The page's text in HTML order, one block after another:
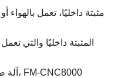
آلة طحن الفلنجة كبيرة الحجم ومخصصة، FM-CNC8000